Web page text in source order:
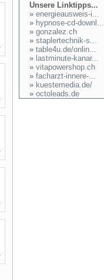
Unsere Linktipps...
» energieausweis-i...
» hypnose-cd-downl...
» gonzalez.ch
» staplertechnik-s...
» table4u.de/onlin...
» lastminute-kanar...
» vitapowershop.ch
» facharzt-innere-...
» kuestemedia.de/
» octoleads.de